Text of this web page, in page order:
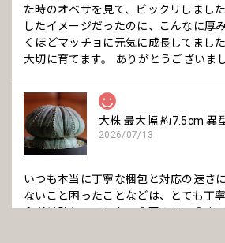
た時のオベサを見て、ビックリしまし
したイメージだったのに、こんなに厚
くほどマッチョに元気に成長してまし
大切に育てます。 ありがとうございま
2026/07/13
いつも本当に丁寧な梱包と対応の速さ
ないこと困ったことなどは、とても丁
心者は助かってます。 今回の苗、今ま